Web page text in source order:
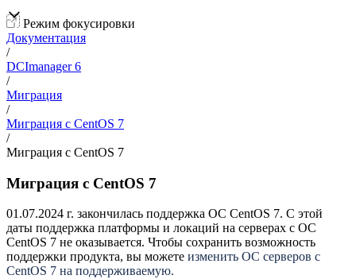
Режим фокусировки
Документация
/
DCImanager 6
/
Миграция
/
Миграция с CentOS 7
/
Миграция с CentOS 7
Миграция с CentOS 7
01.07.2024 г. закончилась поддержка ОС CentOS 7. С этой
даты поддержка платформы и локаций на серверах с ОС
CentOS 7 не оказывается. Чтобы сохранить возможность
поддержки продукта, вы можете изменить ОС серверов с
CentOS 7 на поддерживаемую.